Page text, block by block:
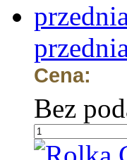
Cena:
Bez